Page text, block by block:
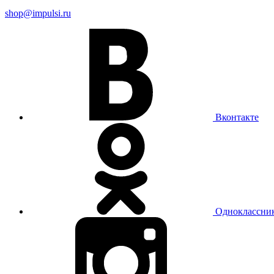
shop@impulsi.ru
Вконтакте